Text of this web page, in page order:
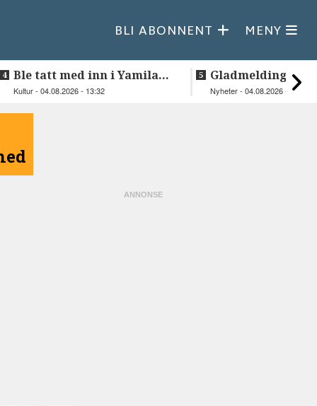
BLI ABONNENT MENY
Ble tatt med inn i Yamilas
særegne lydverden
Kultur - 04.08.2026 - 13:32
Gladmelding fra
Steigentunet:
Nyheter - 04.08.2026 - 08:30